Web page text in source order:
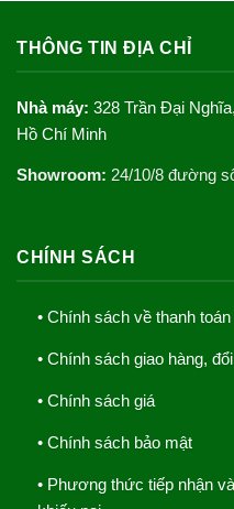
THÔNG TIN ĐỊA CHỈ
Nhà máy: 328 Trần Đại
Hồ Chí Minh
Showroom: 24/10/8 đường
CHÍNH SÁCH
• Chính sách về thanh toán
• Chính sách giao hàng,
• Chính sách giá
• Chính sách bảo mật
• Phương thức tiếp nhận